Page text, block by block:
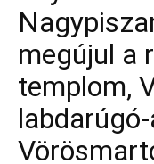
megújul a
templom,